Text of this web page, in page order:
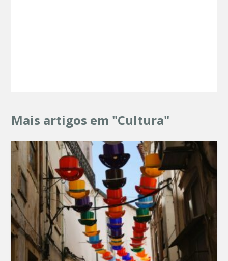
Mais artigos em "Cultura"